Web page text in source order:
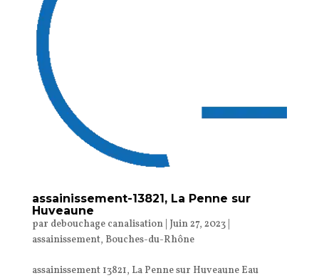
assainissement-13821, La Penne sur
Huveaune
par debouchage canalisation| Juin 27, 2023|
assainissement, Bouches-du-Rhône
assainissement 13821, La Penne sur Huveaune Eau